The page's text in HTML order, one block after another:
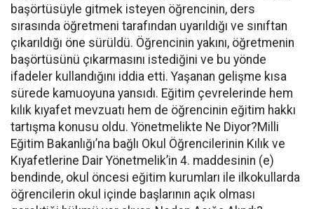
başörtüsüyle gitmek isteyen öğrencinin, ders
sırasında öğretmeni tarafından uyarıldığı ve sınıftan
çıkarıldığı öne sürüldü. Öğrencinin yakını, öğretmenin
başörtüsünü çıkarmasını istediğini ve bu yönde
ifadeler kullandığını iddia etti. Yaşanan gelişme kısa
sürede kamuoyuna yansıdı. Eğitim çevrelerinde hem
kılık kıyafet mevzuatı hem de öğrencinin eğitim hakkı
tartışma konusu oldu. Yönetmelikte Ne Diyor?Milli
Eğitim Bakanlığı’na bağlı Okul Öğrencilerinin Kılık ve
Kıyafetlerine Dair Yönetmelik’in 4. maddesinin (e)
bendinde, okul öncesi eğitim kurumları ile ilkokullarda
öğrencilerin okul içinde başlarının açık olması